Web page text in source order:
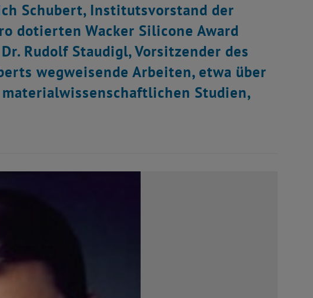
Schubert, Institutsvorstand der
dotierten Wacker Silicone Award
Rudolf Staudigl, Vorsitzender des
wegweisende Arbeiten, etwa über
Studien,